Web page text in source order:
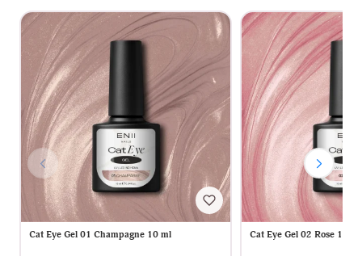
Cat Eye Gel 01 Champagne 10 ml Cat Eye Gel 02 Rose 10 ml